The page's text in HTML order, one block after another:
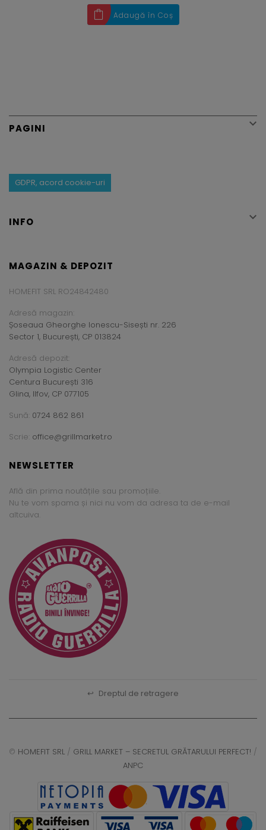
Adaugă în Coș
PAGINI 
GDPR, acord cookie-uri
INFO 
MAGAZIN & DEPOZIT
HOMEFIT SRL RO24842480
Adresă magazin:
Șoseaua Gheorghe Ionescu-Sisești nr. 226
Sector 1, București, CP 013824
Adresă depozit:
Olympia Logistic Center
Centura București 316
Glina, Ilfov, CP 077105
Sună: 0724 862 861
Scrie: office@grillmarket.ro
NEWSLETTER
Află din prima noutățile sau promoțiile.
Nu te vom spama și nici nu vom da adresa ta de e-mail
altcuiva.
↩ Dreptul de retragere
© HOMEFIT SRL / GRILL MARKET – SECRETUL GRĂTARULUI PERFECT! /
ANPC